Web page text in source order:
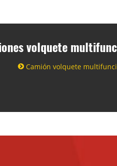
volquete
Camión volquete